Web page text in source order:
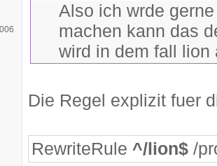
Also ich wrde
machen kann das
wird in dem fall lion
Die Regel explizit fuer
RewriteRule ^/lion$ /